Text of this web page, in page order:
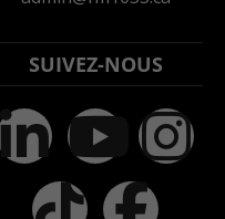
SUIVEZ-NOUS